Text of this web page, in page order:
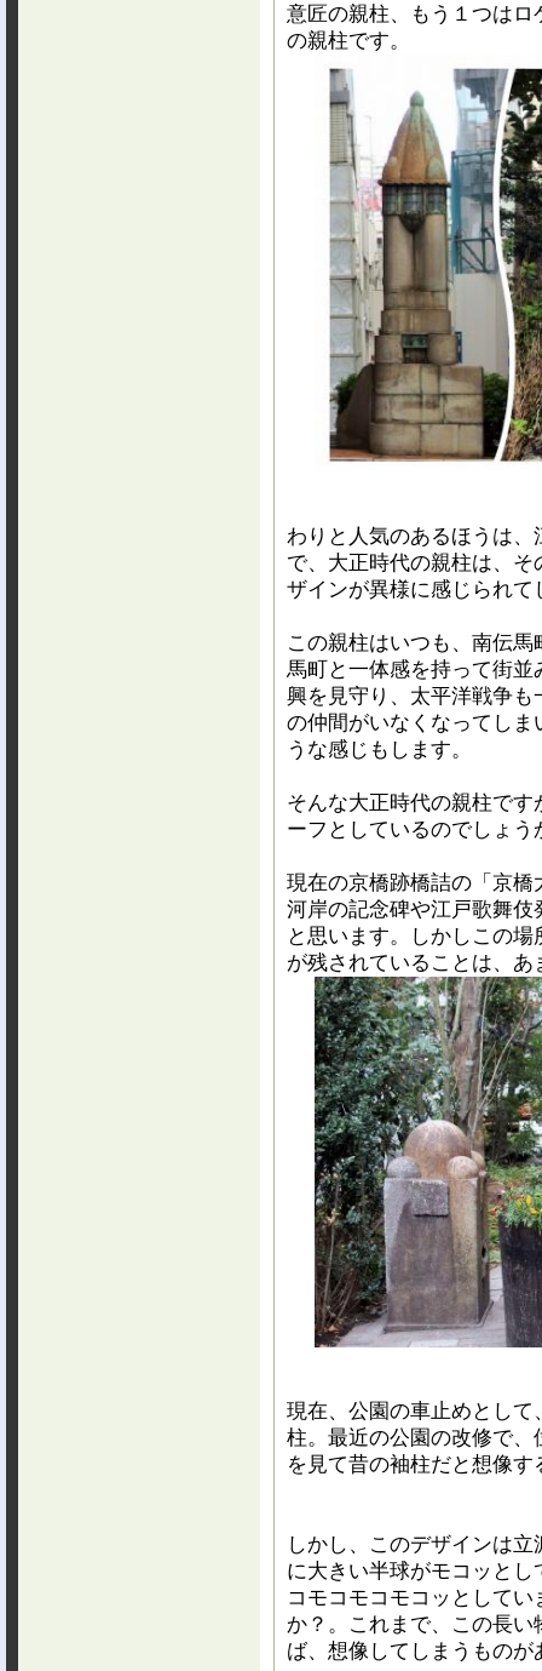
意匠の親柱、もう１つは
の親柱です。
わりと人気のあるほうは
で、大正時代の親柱は、
ザインが異様に感じられ
この親柱はいつも、南伝
馬町と一体感を持って街
興を見守り、太平洋戦争
の仲間がいなくなってし
うな感じもします。
そんな大正時代の親柱で
ーフとしているのでしょう
現在の京橋跡橋詰の「京
河岸の記念碑や江戸歌舞
と思います。しかしこの
が残されていることは、
現在、公園の車止めとし
柱。最近の公園の改修で
を見て昔の袖柱だと想像
しかし、このデザインは
に大きい半球がモコッと
コモコモコモコッとして
か？。これまで、この長
ば、想像してしまうものが